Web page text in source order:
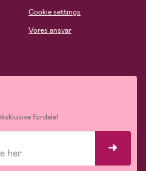
Cookie settings
Vores ansvar
fordele!